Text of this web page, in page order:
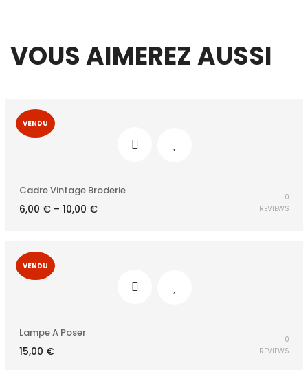
VOUS AIMEREZ AUSSI
VENDU
Cadre Vintage Broderie
6,00 €– 10,00 €
0
REVIEWS
VENDU
Lampe A Poser
15,00 €
0
REVIEWS